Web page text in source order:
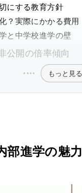
にする教育方針
？実際にかかる費用
と中学校進学の壁
公開の倍率傾向
もっと見る
部進学の魅力